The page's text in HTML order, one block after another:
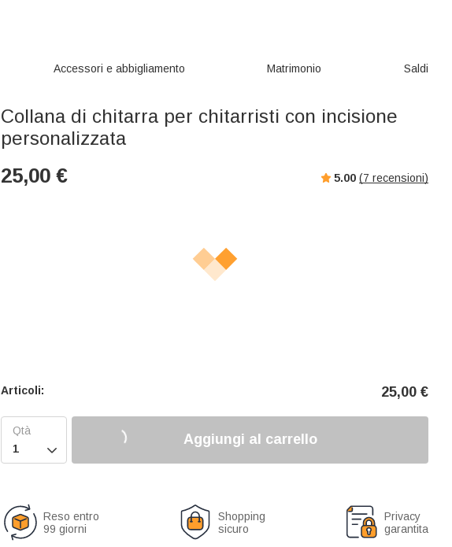
Accessori e abbigliamento Matrimonio Saldi
Collana di chitarra per chitarristi con incisione
personalizzata
25,00 € 5.00 (7 recensioni)
Articoli: 25,00 €

Aggiungi al carrello
Reso entro
99 giorni
Shopping
sicuro
Privacy
garantita